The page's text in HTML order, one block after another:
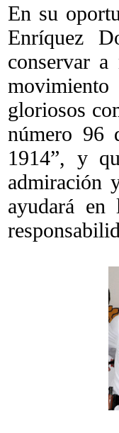
En su
Enríquez
conservar
gloriosos
número 96
1914”, y
admiración
ayudará